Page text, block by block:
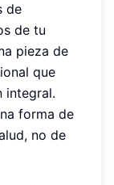
de
de tu
pieza de
que
integral.
forma de
no de